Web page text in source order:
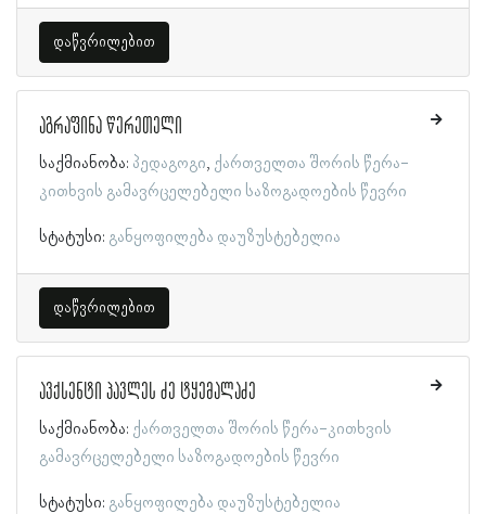
დაწვრილებით
აგრაფინა წერეთელი
საქმიანობა: პედაგოგი ქართველთა შორის წერა-
კითხვის გამავრცელებელი საზოგადოების წევრი
სტატუსი: განყოფილება დაუზუსტებელია
დაწვრილებით
ავქსენტი პავლეს ძე ტყემალაძე
საქმიანობა: ქართველთა შორის წერა-კითხვის
გამავრცელებელი საზოგადოების წევრი
სტატუსი: განყოფილება დაუზუსტებელია